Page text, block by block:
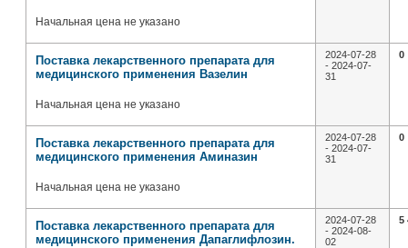
Начальная цена не указано
Поставка лекарственного препарата для
медицинского применения Вазелин
Начальная цена не указано
2024-07-28
- 2024-07-
31
0
Поставка лекарственного препарата для
медицинского применения Аминазин
Начальная цена не указано
2024-07-28
- 2024-07-
31
0
Поставка лекарственного препарата для
медицинского применения Дапаглифлозин.
2024-07-28
- 2024-08-
02
5